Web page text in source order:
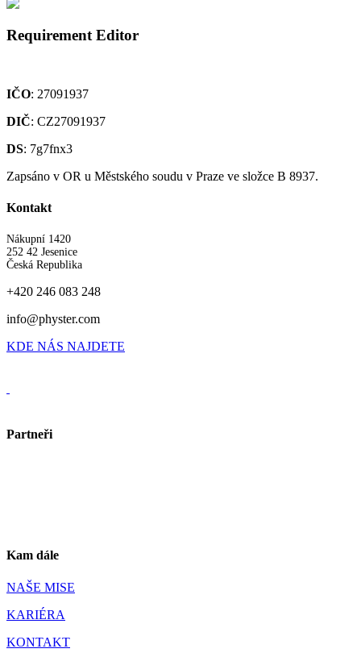
Requirement Editor
IČO: 27091937
DIČ: CZ27091937
DS: 7g7fnx3
Zapsáno v OR u Městského soudu v Praze ve složce B 8937.
Kontakt
Nákupní 1420
252 42 Jesenice
Česká Republika
+420 246 083 248
info@physter.com
KDE NÁS NAJDETE
Partneři
Kam dále
NAŠE MISE
KARIÉRA
KONTAKT